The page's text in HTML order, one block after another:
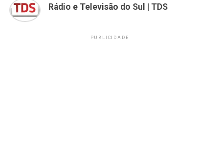
Rádio e Televisão do Sul | TDS
PUBLICIDADE